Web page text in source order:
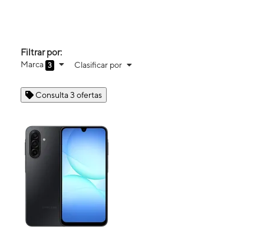
Filtrar por:
Marca 3 Clasificar por
Consulta 3 ofertas